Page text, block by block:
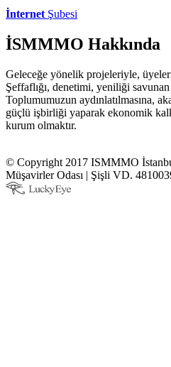
İnternet Şubesi
İSMMMO Hakkında
Geleceğe yönelik projeleriyle,
Şeffaflığı, denetimi, yeniliği
Toplumumuzun aydınlatılmasına,
güçlü işbirliği yaparak ekonomik
kurum olmaktır.
© Copyright 2017 ISMMMO
Müşavirler Odası | Şişli VD.